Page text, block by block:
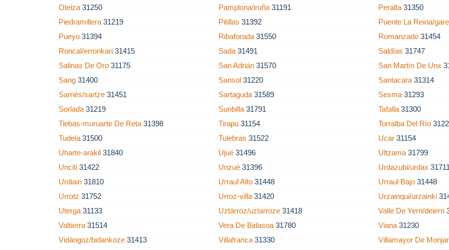
Oteiza 31250 Pamplona/iruña31191 Peralta31350
Piedramillera 31219 Pitillas31392
Puente La Reina/
Pueyo 31394 Ribaforada31550 Romanzado31454
Roncal/erronkari 31415 Sada31491 Saldías31747
Salinas De Oro 31175 San Adrián31570 San Martín De Unx
Sang 31400 Sansol31220 Santacara31314
Sarriés/sartze 31451 Sartaguda31589 Sesma31293
Sorlada 31219 Sunbilla31791 Tafalla31300
Tiebas-muruarte De Reta 31398 Tirapu31154 Torralba Del Río
Tudela 31500 Tulebras31522 Ucar31154
Uharte-arakil 31840 Ujué31496 Ultzama31799
Unciti 31422 Unzué31396 Urdazubi/urdax
Urdiain 31810 Urraul Alto31448 Urraul Bajo31448
Urrotz 31752 Urroz-villa31420 Urzainqui/urzainki
Uterga 31133 Uztárroz/uztarroze31418 Valle De Yerri/deierri
Valtierra 31514 Vera De Bidasoa31780 Viana31230
Vidángoz/bidankoze 31413 Villafranca31330 Villamayor De